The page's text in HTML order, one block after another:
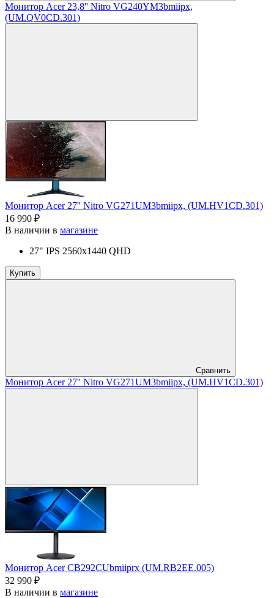
Монитор Acer 23,8'' Nitro VG240YM3bmiipx,
(UM.QV0CD.301)
Монитор Acer 27'' Nitro VG271UM3bmiipx, (UM.HV1CD.301)
16 990 ₽
В наличии в магазине
27" IPS 2560x1440 QHD
Купить
Сравнить
Монитор Acer 27'' Nitro VG271UM3bmiipx, (UM.HV1CD.301)
Монитор Acer CB292CUbmiiprx (UM.RB2EE.005)
32 990 ₽
В наличии в магазине